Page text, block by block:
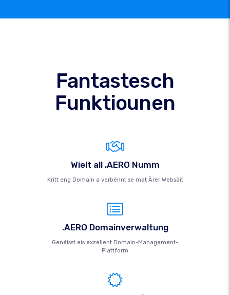
Fantastesch
Funktiounen
Wielt all .AERO Numm
Kritt eng Domain a verbënnt se mat Ärer Websäit
.AERO Domainverwaltung
Genéisst eis exzellent Domain-Management-
Plattform